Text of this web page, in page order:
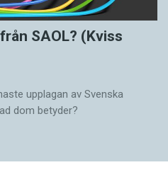
SAOL? (Kviss
upplagan av Svenska
dom betyder?